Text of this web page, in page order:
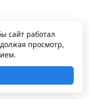
сайт работал
просмотр,